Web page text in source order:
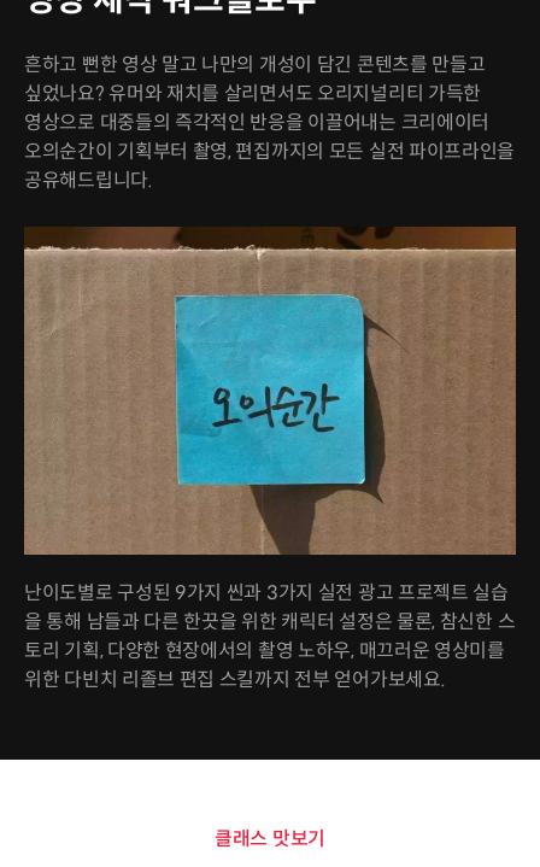
흔하고 뻔한 영상 말고 나만의 개성이 담긴 콘텐츠를 만들고
싶었나요? 유머와 재치를 살리면서도 오리지널리티 가득한
영상으로 대중들의 즉각적인 반응을 이끌어내는 크리에이터
오의순간이 기획부터 촬영, 편집까지의 모든 실전 파이프라인을
공유해드립니다.
난이도별로 구성된 9가지 씬과 3가지 실전 광고 프로젝트 실습
을 통해 남들과 다른 한끗을 위한 캐릭터 설정은 물론, 참신한 스
토리 기획, 다양한 현장에서의 촬영 노하우, 매끄러운 영상미를
위한 다빈치 리졸브 편집 스킬까지 전부 얻어가보세요.
클래스 맛보기